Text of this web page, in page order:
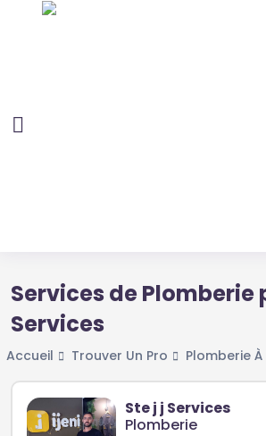
Services de Plomberie
Services
Accueil Trouver Un Pro Plomberie À
Ste j j Services
Plomberie